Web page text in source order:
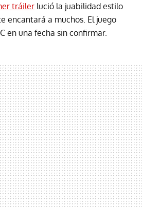
tráiler lució la juabilidad estilo
encantará a muchos. El juego
en una fecha sin confirmar.